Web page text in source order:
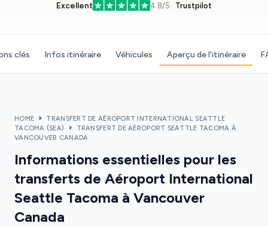
Excellent 4.8/5 · Trustpilot
clés Infos itinéraire Véhicules Aperçu de l'itinéraire
HOME
TRANSFERT DE AÉROPORT INTERNATIONAL SEATTLE
TACOMA (SEA)
TRANSFERT DE AÉROPORT SEATTLE TACOMA À
VANCOUVER CANADA
Informations essentielles pour les
transferts de Aéroport International
Seattle Tacoma à Vancouver
Canada